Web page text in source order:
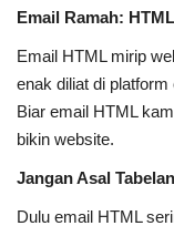
Email Ramah:
Email HTML mirip
enak diliat di
Biar email HTML
bikin website.
Jangan Asal
Dulu email HTML